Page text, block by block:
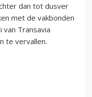
dan tot dusver
met de vakbonden
Transavia
te vervallen.